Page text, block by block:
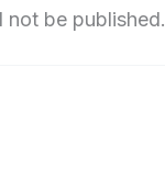
not be published.